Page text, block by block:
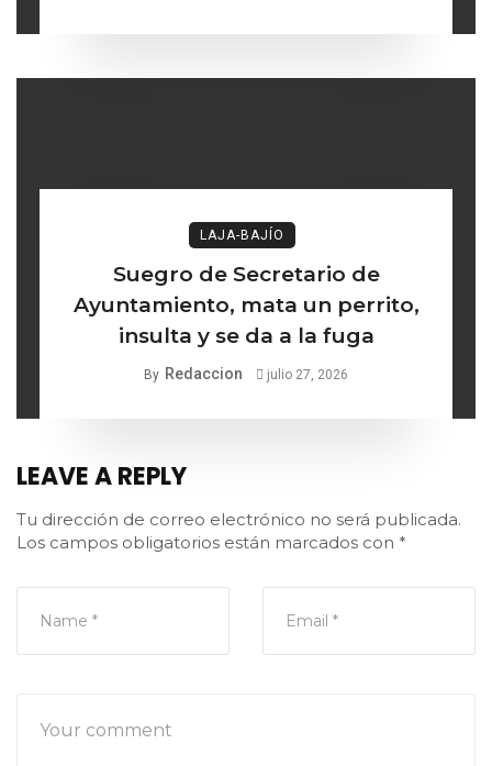
LAJA-BAJÍO
Suegro de Secretario de
Ayuntamiento, mata un perrito,
insulta y se da a la fuga
By Redaccion julio 27, 2026
LEAVE A REPLY
Tu dirección de correo electrónico no será publicada.
Los campos obligatorios están marcados con *